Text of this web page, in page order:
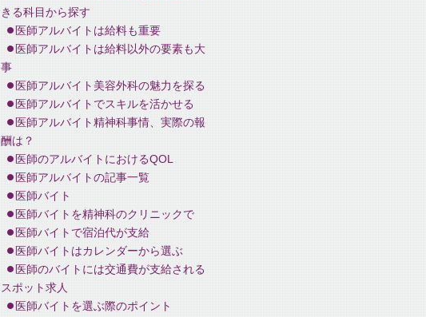
きる科目から探す
医師アルバイトは給料も重要
医師アルバイトは給料以外の要素も大
事
医師アルバイト美容外科の魅力を探る
医師アルバイトでスキルを活かせる
医師アルバイト精神科事情、実際の報
酬は？
医師のアルバイトにおけるQOL
医師アルバイトの記事一覧
医師バイト
医師バイトを精神科のクリニックで
医師バイトで宿泊代が支給
医師バイトはカレンダーから選ぶ
医師のバイトには交通費が支給される
スポット求人
医師バイトを選ぶ際のポイント